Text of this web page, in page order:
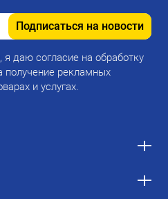
Подписаться на новости
даю согласие на обработку
получение рекламных
и услугах.